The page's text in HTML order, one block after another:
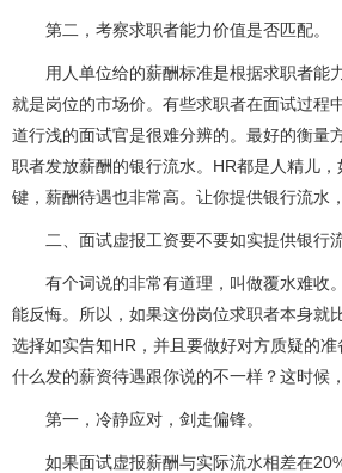
第二，考察求职者能力价值是否匹配。
用人单位给的薪酬标准是根据求职者能力
就是岗位的市场价。有些求职者在面试过程
道行浅的面试官是很难分辨的。最好的衡量
职者发放薪酬的银行流水。HR都是人精儿
键，薪酬待遇也非常高。让你提供银行流水
二、面试虚报工资要不要如实提供银行
有个词说的非常有道理，叫做覆水难收
能反悔。所以，如果这份岗位求职者本身就
选择如实告知HR，并且要做好对方质疑的
什么发的薪资待遇跟你说的不一样？这时候
第一，冷静应对，剑走偏锋。
如果面试虚报薪酬与实际流水相差在